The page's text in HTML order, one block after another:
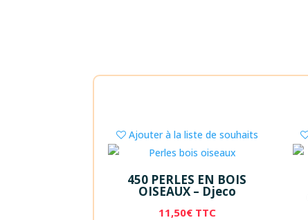
Ajouter à la liste de souhaits
450 PERLES EN BOIS
OISEAUX – Djeco
11,50€ TTC